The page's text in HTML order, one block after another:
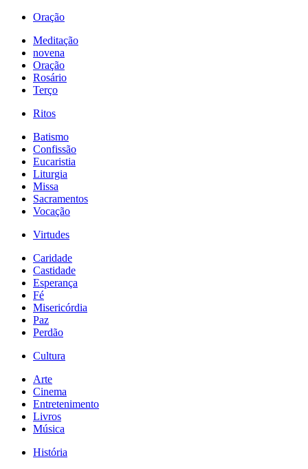
Oração
Meditação
novena
Oração
Rosário
Terço
Ritos
Batismo
Confissão
Eucaristia
Liturgia
Missa
Sacramentos
Vocação
Virtudes
Caridade
Castidade
Esperança
Fé
Misericórdia
Paz
Perdão
Cultura
Arte
Cinema
Entretenimento
Livros
Música
História